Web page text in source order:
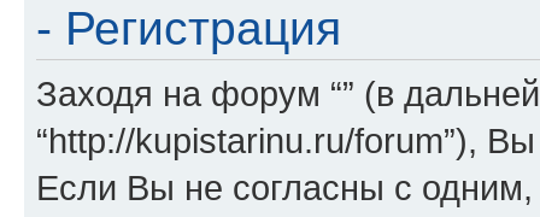
- Регистрация
Заходя на форум “” (в
“http://kupistarinu.ru/forum”),
Если Вы не согласны с